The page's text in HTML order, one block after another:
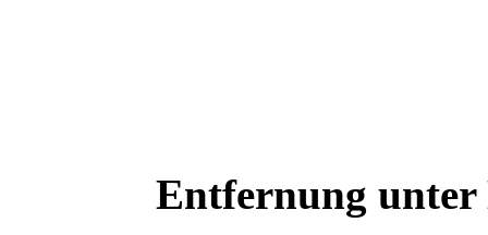
Entfernung unter